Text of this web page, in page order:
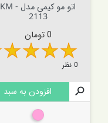
اتو مو کیمی مدل KM -
2113
قیمت
0 تومان
0 نظر

افزودن به سبد
صورتی